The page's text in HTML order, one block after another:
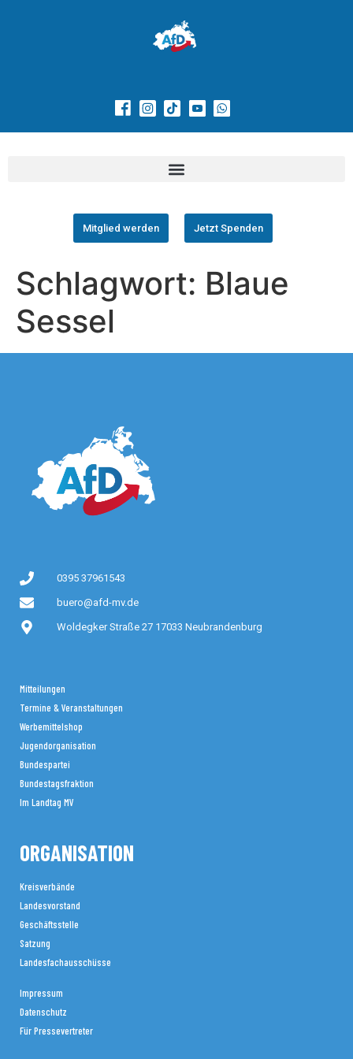
Mitglied werden Jetzt Spenden
Schlagwort: Blaue
Sessel
0395 37961543
buero@afd-mv.de
Woldegker Straße 27 17033 Neubrandenburg
Mitteilungen
Termine & Veranstaltungen
Werbemittelshop
Jugendorganisation
Bundespartei
Bundestagsfraktion
Im Landtag MV
ORGANISATION
Kreisverbände
Landesvorstand
Geschäftsstelle
Satzung
Landesfachausschüsse
Impressum
Datenschutz
Für Pressevertreter